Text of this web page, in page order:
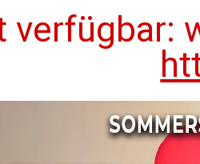
verfügbar: